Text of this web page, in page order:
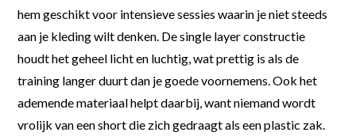
hem geschikt voor intensieve sessies waarin je niet steeds
aan je kleding wilt denken. De single layer constructie
houdt het geheel licht en luchtig, wat prettig is als de
training langer duurt dan je goede voornemens. Ook het
ademende materiaal helpt daarbij, want niemand wordt
vrolijk van een short die zich gedraagt als een plastic zak.